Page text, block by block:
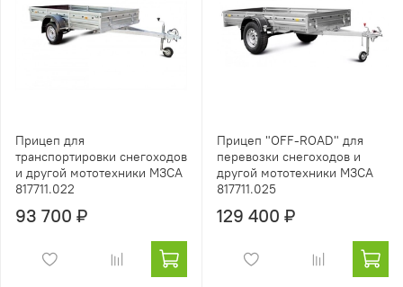
Прицеп для
транспортировки снегоходов
и другой мототехники МЗСА
817711.022
93 700 ₽
Прицеп "OFF-ROAD" для
перевозки снегоходов и
другой мототехники МЗСА
817711.025
129 400 ₽